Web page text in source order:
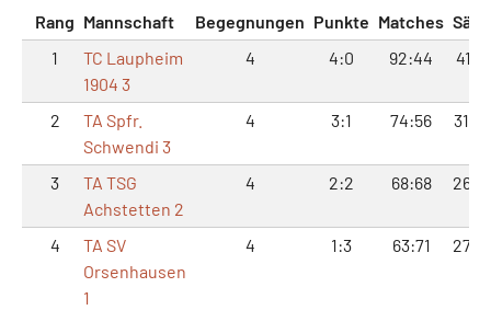
Rang Mannschaft Begegnungen Punkte Matches
1
TC Laupheim
1904 3
4 4:0 92:44
2
TA Spfr.
Schwendi 3
4 3:1 74:56
3
TA TSG
Achstetten 2
4 2:2 68:68
4
TA SV
Orsenhausen
1
4 1:3 63:71